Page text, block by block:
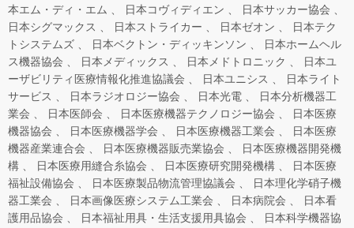
本エム・ディ・エム
日本コヴィディエン
日本サッカー協会
日本シグマックス
日本ストライカー 日本ゼオン
日本テク
トシステムズ
日本ベクトン・ディッキンソン
日本ホームヘル
ス機器協会
日本メディックス 日本メドトロニック
日本ユ
ーザビリティ医療情報化推進協議会
日本ユニシス
日本ライト
サービス
日本ラジオロジー協会 日本光電
日本分析機器工
業会
日本医師会 日本医療機器テクノロジー協会
日本医療
機器協会
日本医療機器学会 日本医療機器工業会
日本医療
機器産業連合会
日本医療機器販売業協会
日本医療機器開発機
構
日本医療用縫合糸協会 日本医療研究開発機構
日本医療
福祉設備協会
日本医療製品物流管理協議会
日本理化学硝子機
器工業会
日本画像医療システム工業会 日本病院会
日本看
護用品協会
日本福祉用具・生活支援用具協会
日本科学機器協